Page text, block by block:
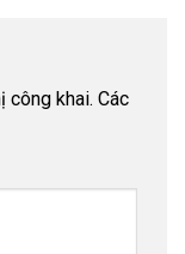
công khai. Các